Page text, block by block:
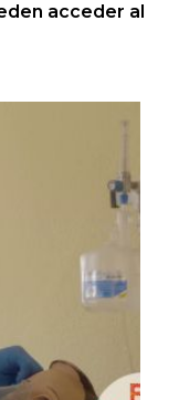
acceder al